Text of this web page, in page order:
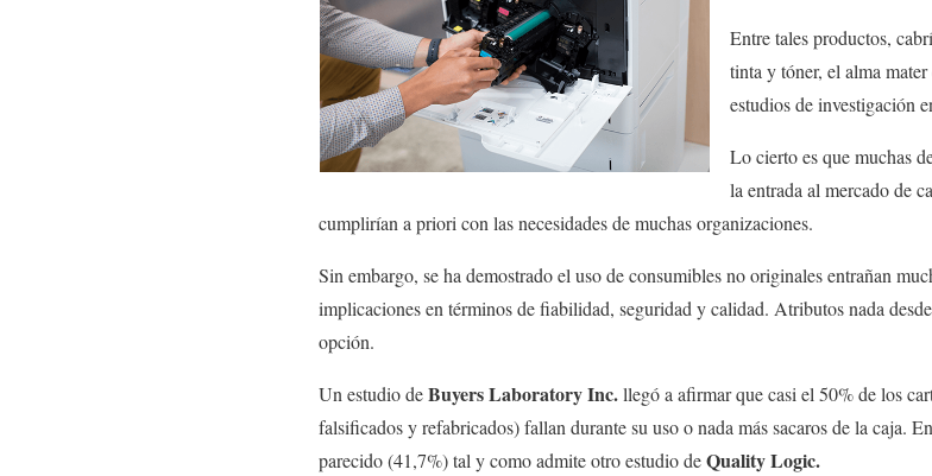
Entre tales productos,
tinta y tóner, el alma
estudios de investigación
Lo cierto es que muchas
la entrada al mercado de
cumplirían a priori con las necesidades de muchas organizaciones.
Sin embargo, se ha demostrado el uso de consumibles no originales entrañan
implicaciones en términos de fiabilidad, seguridad y calidad. Atributos nada
opción.
Un estudio deBuyers Laboratory Inc.llegó a afirmar que casi el 50% de los
falsificados y refabricados) fallan durante su uso o nada más sacaros de la caja.
parecido (41,7%) tal y como admite otro estudio deQuality Logic.